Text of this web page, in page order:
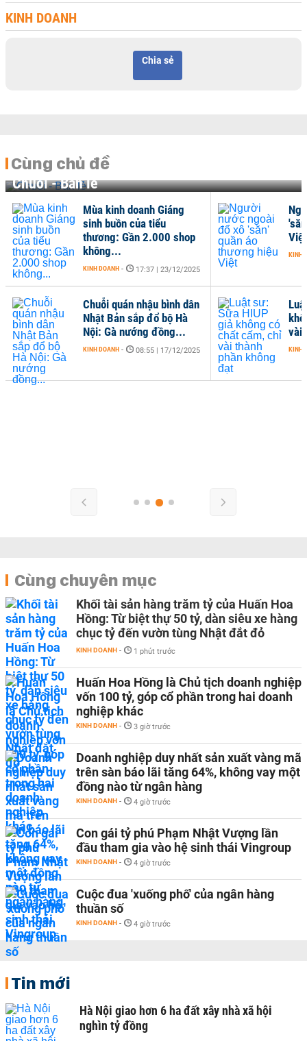
KINH DOANH
Chia sẻ
Cùng chủ đề
Chuỗi - Bán lẻ
vài
KINH
Mùa kinh doanh Giáng
sinh buồn của tiểu
thương: Gần 2.000 shop
không...
KINH DOANH - 17:37 | 23/12/2025
Chuỗi quán nhậu bình dân
Nhật Bản sắp đổ bộ Hà
Nội: Gà nướng đồng...
KINH DOANH - 08:55 | 17/12/2025
Việt
KINH
Cùng chuyên mục
Khối tài sản hàng trăm tỷ của Huấn Hoa
Hồng: Từ biệt thự 50 tỷ, dàn siêu xe hàng
chục tỷ đến vườn tùng Nhật đắt đỏ
KINH DOANH - 1 phút trước
Huấn Hoa Hồng là Chủ tịch doanh nghiệp
vốn 100 tỷ, góp cổ phần trong hai doanh
nghiệp khác
KINH DOANH - 3 giờ trước
Doanh nghiệp duy nhất sản xuất vàng mã
trên sàn báo lãi tăng 64%, không vay một
đồng nào từ ngân hàng
KINH DOANH - 4 giờ trước
Con gái tỷ phú Phạm Nhật Vượng lần
đầu tham gia vào hệ sinh thái Vingroup
KINH DOANH - 4 giờ trước
Cuộc đua 'xuống phố' của ngân hàng
thuần số
KINH DOANH - 4 giờ trước
Tin mới
Hà Nội giao hơn 6 ha đất xây nhà xã hội
nghìn tỷ đồng